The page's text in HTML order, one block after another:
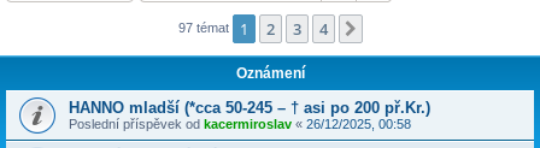
97 témat 1 2 3 4
Oznámení
HANNO mladší (*cca 50-245 – † asi po 200 př.Kr.)
Poslední příspěvek od kacermiroslav « 26/12/2025, 00:58